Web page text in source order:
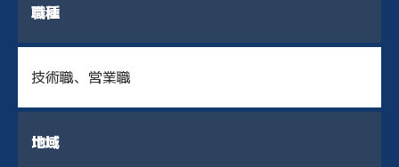
職種
技術職、営業職
地域